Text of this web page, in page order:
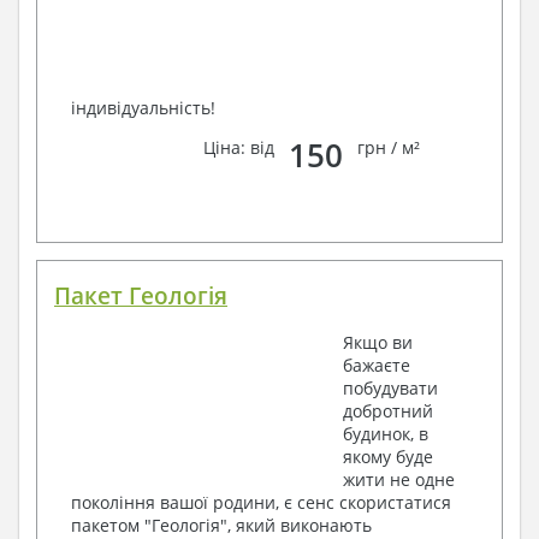
індивідуальність!
Ціна: від
150 грн / м²
Пакет Геологія
Якщо ви
бажаєте
побудувати
добротний
будинок, в
якому буде
жити не одне
покоління вашої родини, є сенс скористатися
пакетом "Геологія", який виконають